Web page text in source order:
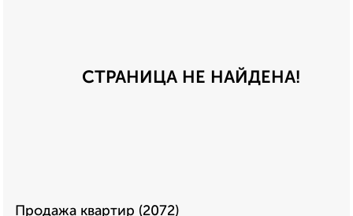
СТРАНИЦА НЕ НАЙДЕНА!
Продажа квартир (2072)